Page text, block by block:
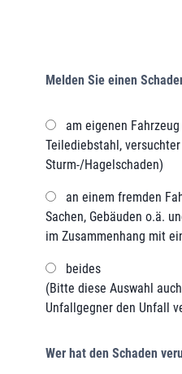
Melden Sie einen
am eigenen
Teilediebstahl,
Sturm-/Hagelschaden)
an einem fremden
Sachen, Gebäuden o.ä.
im Zusammenhang mit
beides
(Bitte diese Auswahl
Unfallgegner den Unfall
Wer hat den Schaden